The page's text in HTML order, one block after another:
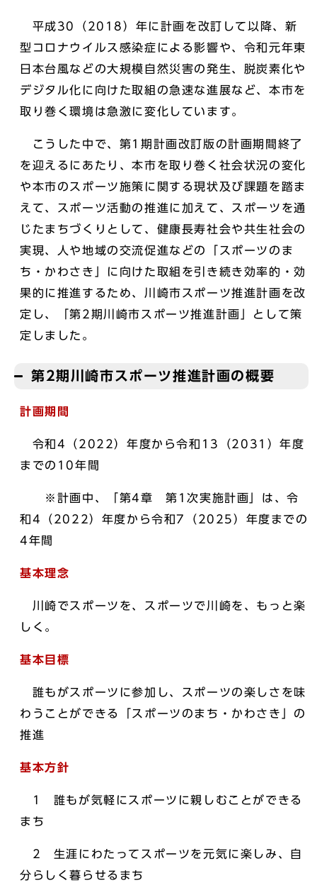
平成30（2018）年に計画を改訂して以降、新
型コロナウイルス感染症による影響や、令和元年東
日本台風などの大規模自然災害の発生、脱炭素化や
デジタル化に向けた取組の急速な進展など、本市を
取り巻く環境は急激に変化しています。
こうした中で、第1期計画改訂版の計画期間終了
を迎えるにあたり、本市を取り巻く社会状況の変化
や本市のスポーツ施策に関する現状及び課題を踏ま
えて、スポーツ活動の推進に加えて、スポーツを通
じたまちづくりとして、健康長寿社会や共生社会の
実現、人や地域の交流促進などの「スポーツのま
ち・かわさき」に向けた取組を引き続き効率的・効
果的に推進するため、川崎市スポーツ推進計画を改
定し、「第2期川崎市スポーツ推進計画」として策
定しました。
第2期川崎市スポーツ推進計画の概要
計画期間
令和4（2022）年度から令和13（2031）年度
までの10年間
※計画中、「第4章 第1次実施計画」は、令
和4（2022）年度から令和7（2025）年度までの
4年間
基本理念
川崎でスポーツを、スポーツで川崎を、もっと楽
しく。
基本目標
誰もがスポーツに参加し、スポーツの楽しさを味
わうことができる「スポーツのまち・かわさき」の
推進
基本方針
1 誰もが気軽にスポーツに親しむことができる
まち
2 生涯にわたってスポーツを元気に楽しみ、自
分らしく暮らせるまち